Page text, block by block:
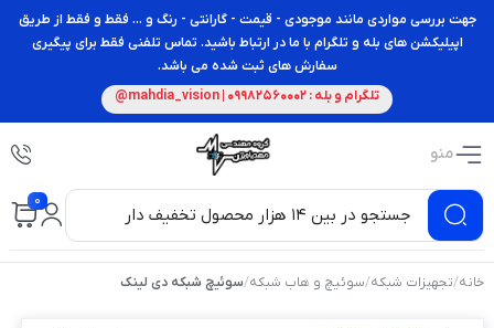
جهت بررسی مواردی مانند موجودی - قیمت - گارانتی - رنگ و ... فقط و فقط از طریق
اپیلیکشن های بله و تلگرام با ما در ارتباط باشید. تماس تلفنی فقط برای پیگیری
سفارش های ثبت شده می باشد.
تلگرام و بله : 09982560002 | mahdia_vision@
منو
0
خانه/تجهیزات شبکه/سوئیچ و هاب شبکه/سوئیچ شبکه دی لینک